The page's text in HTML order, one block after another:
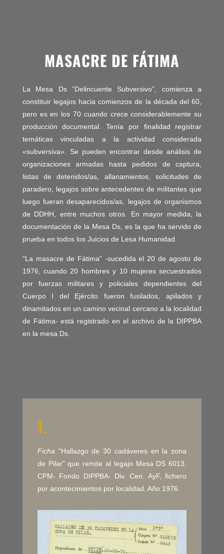
MASACRE DE FÁTIMA
La Mesa Ds “Delincuente Subversivo”, comienza a
constituir legajos hacia comienzos de la década del 60,
pero es en los 70 cuando crece considerablemente su
producción documental. Tenía por finalidad registrar
temáticas vinculadas a la actividad considerada
«subversiva». Se pueden encontrar desde análisis de
organizaciones armadas hasta pedidos de captura,
listas de detenidos/as, allanamientos, solicitudes de
paradero, legajos sobre antecedentes de militantes que
luego fueran desaparecidos/as, legajos de organismos
de DDHH, entre muchos otros. En mayor medida, la
documentación de la Mesa Ds, es la que ha servido de
prueba en todos los Juicios de Lesa Humanidad.
“La masacre de Fátima” -sucedida el 20 de agosto de
1976, cuando 20 hombres y 10 mujeres secuestrados
por fuerzas militares y policiales dependientes del
Cuerpo I del Ejército fueron fusilados, apilados y
dinamitados en un camino vecinal cercano a la localidad
de Fátima- está registrado en el archivo de la DIPPBA
en la mesa Ds.
1.
Ficha “Hallazgo de 30 cadáveres en la zona
de Pilar” que remite al legajo Mesa DS 6013.
CPM- Fondo DIPPBA- Div. Cen. AyF, fichero
por acontecimientos por localidad. Año 1976.